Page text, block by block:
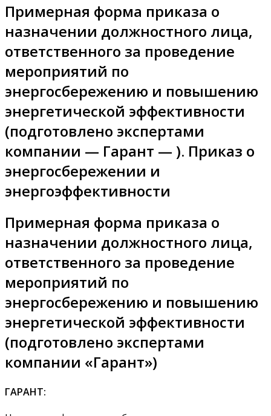
Примерная форма приказа о
назначении должностного лица,
ответственного за проведение
мероприятий по
энергосбережению и повышению
энергетической эффективности
(подготовлено экспертами
компании — Гарант — ). Приказ о
энергосбережении и
энергоэффективности
Примерная форма приказа о
назначении должностного лица,
ответственного за проведение
мероприятий по
энергосбережению и повышению
энергетической эффективности
(подготовлено экспертами
компании «Гарант»)
ГАРАНТ: